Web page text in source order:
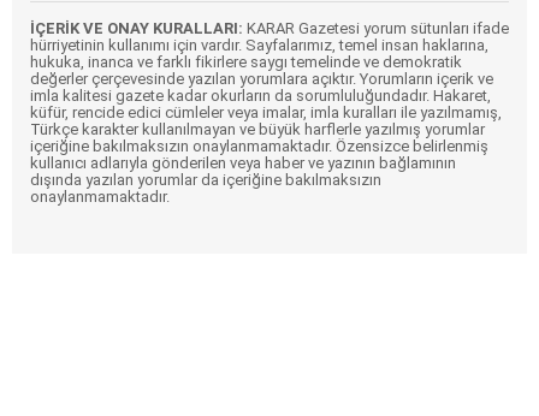
İÇERİK VE ONAY KURALLARI: KARAR Gazetesi yorum sütunları ifade
hürriyetinin kullanımı için vardır. Sayfalarımız, temel insan haklarına,
hukuka, inanca ve farklı fikirlere saygı temelinde ve demokratik
değerler çerçevesinde yazılan yorumlara açıktır. Yorumların içerik ve
imla kalitesi gazete kadar okurların da sorumluluğundadır. Hakaret,
küfür, rencide edici cümleler veya imalar, imla kuralları ile yazılmamış,
Türkçe karakter kullanılmayan ve büyük harflerle yazılmış yorumlar
içeriğine bakılmaksızın onaylanmamaktadır. Özensizce belirlenmiş
kullanıcı adlarıyla gönderilen veya haber ve yazının bağlamının
dışında yazılan yorumlar da içeriğine bakılmaksızın
onaylanmamaktadır.